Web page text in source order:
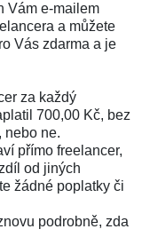
Vám e-mailem
a můžete
Vás zdarma a je
za každý
700,00 Kč, bez
nebo ne.
přímo freelancer,
od jiných
žádné poplatky či
podrobně, zda